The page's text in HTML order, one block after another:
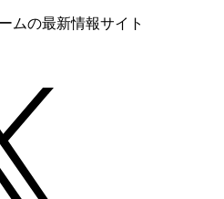
ムの最新情報サイト